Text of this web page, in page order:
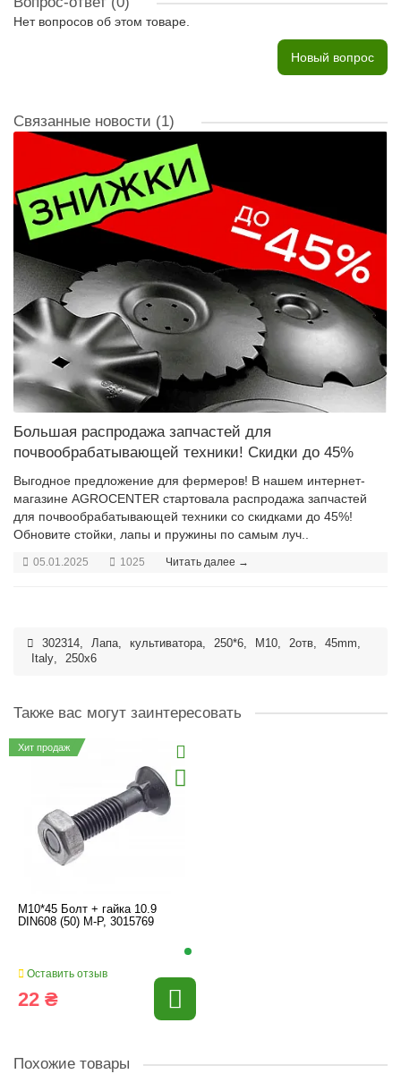
Нет вопросов об этом товаре.
Новый вопрос
Связанные новости (1)
Большая распродажа запчастей для
почвообрабатывающей техники! Скидки до 45%
Выгодное предложение для фермеров! В нашем интернет-
магазине AGROCENTER стартовала распродажа запчастей
для почвообрабатывающей техники со скидками до 45%!
Обновите стойки, лапы и пружины по самым луч..
05.01.2025 1025 Читать далее →
302314 Лапа культиватора 250*6 M10 2отв 45mm
Italy
250x6
Также вас могут заинтересовать
Хит продаж
M10*45 Болт + гайка 10.9
DIN608 (50) M-P, 3015769
Оставить отзыв
22 ₴
Похожие товары